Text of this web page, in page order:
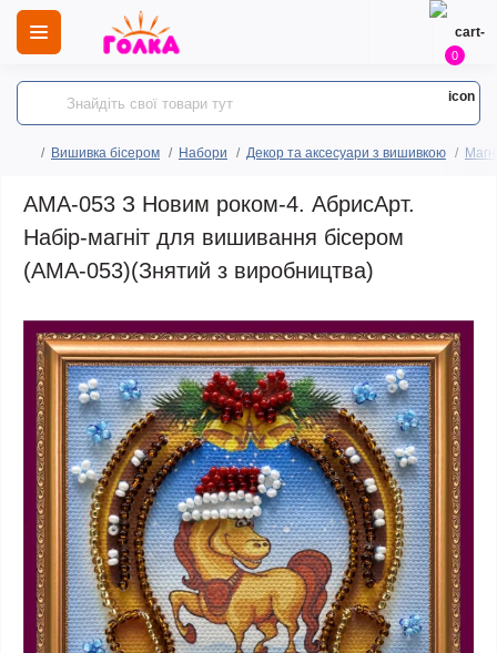
0
Вишивка бісером Набори Декор та аксесуари з вишивкою
AMA-053 З Новим роком-4. АбрисАрт.
Набір-магніт для вишивання бісером
(АМА-053)(Знятий з виробництва)